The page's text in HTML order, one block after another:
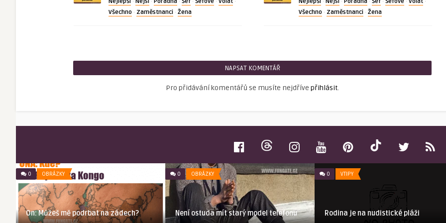
Všechno · Zaměstnanci · Žena Všechno· Zaměstnanci· Žena
NAPSAT KOMENTÁŘ
Pro přidávání komentářů se musíte nejdříve přihlásit.
0 OBRÁZKY
On: Můžeš mě podrbat na zádech?
0 OBRÁZKY
Není ostuda mít starý model telefonu
0 VTIPY
Rodina je na nudistické pláži